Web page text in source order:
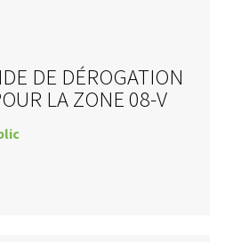
DE DÉROGATION
LA ZONE 08-V